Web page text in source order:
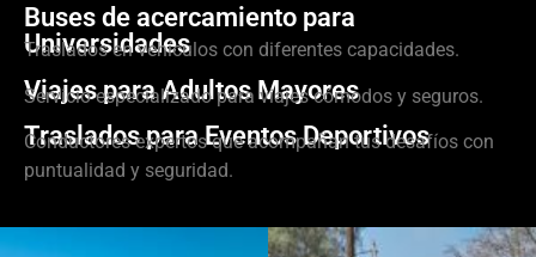
Buses de acercamiento para
Universidades
Traslados en vehículos con diferentes capacidades.
Viajes para Adultos Mayores
Servicio especializado para viajes cómodos y seguros.
Traslados para Eventos Deportivos
Conductores expertos que acompañan tus desafíos con
puntualidad y seguridad.